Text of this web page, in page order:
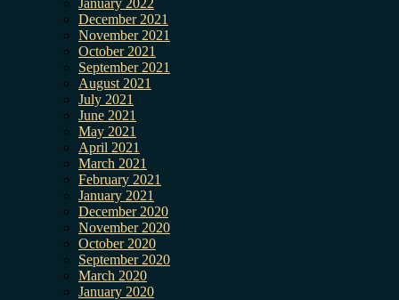
December 2021
November 2021
October 2021
September 2021
August 2021
July 2021
June 2021
May 2021
April 2021
March 2021
February 2021
January 2021
December 2020
November 2020
October 2020
September 2020
March 2020
January 2020